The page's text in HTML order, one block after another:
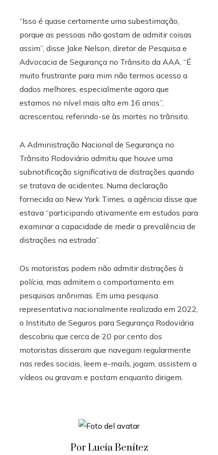
“Isso é quase certamente uma subestimação,
porque as pessoas não gostam de admitir coisas
assim”, disse Jake Nelson, diretor de Pesquisa e
Advocacia de Segurança no Trânsito da AAA. “É
muito frustrante para mim não termos acesso a
dados melhores, especialmente agora que
estamos no nível mais alto em 16 anos”,
acrescentou, referindo-se às mortes no trânsito.
A Administração Nacional de Segurança no
Trânsito Rodoviário admitiu que houve uma
subnotificação significativa de distrações quando
se tratava de acidentes. Numa declaração
fornecida ao New York Times, a agência disse que
estava “participando ativamente em estudos para
examinar a capacidade de medir a prevalência de
distrações na estrada”.
Os motoristas podem não admitir distrações à
polícia, mas admitem o comportamento em
pesquisas anônimas. Em uma pesquisa
representativa nacionalmente realizada em 2022,
o Instituto de Seguros para Segurança Rodoviária
descobriu que cerca de 20 por cento dos
motoristas disseram que navegam regularmente
nas redes sociais, leem e-mails, jogam, assistem a
vídeos ou gravam e postam enquanto dirigem.
Por Lucía Benítez